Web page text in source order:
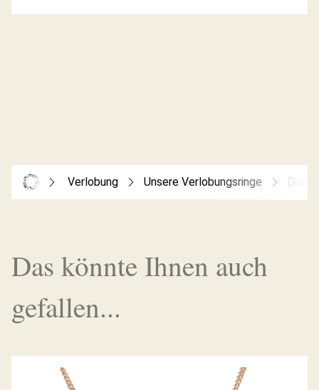
Verlobung Unsere Verlobungsringe
Das könnte Ihnen auch
gefallen...